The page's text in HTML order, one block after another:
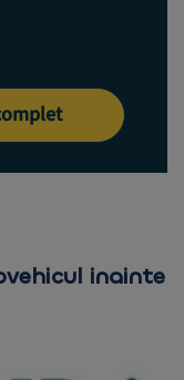
inainte